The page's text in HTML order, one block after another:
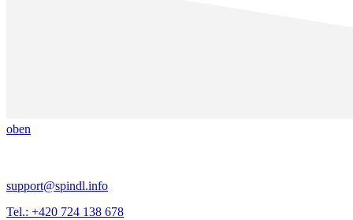
oben
support@spindl.info
Tel.: +420 724 138 678